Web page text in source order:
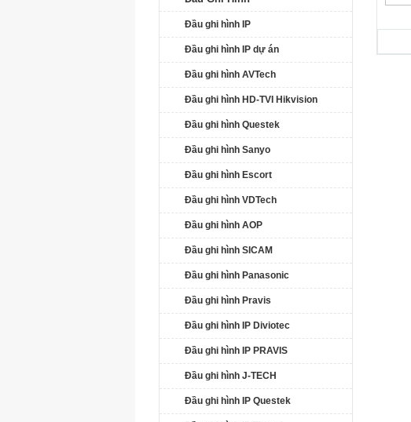
Đầu ghi hình IP
Đầu ghi hình IP dự án
Đầu ghi hình AVTech
Đầu ghi hình HD-TVI Hikvision
Đầu ghi hình Questek
Đầu ghi hình Sanyo
Đầu ghi hình Escort
Đầu ghi hình VDTech
Đầu ghi hình AOP
Đầu ghi hình SICAM
Đầu ghi hình Panasonic
Đầu ghi hình Pravis
Đầu ghi hình IP Diviotec
Đầu ghi hình IP PRAVIS
Đầu ghi hình J-TECH
Đầu ghi hình IP Questek